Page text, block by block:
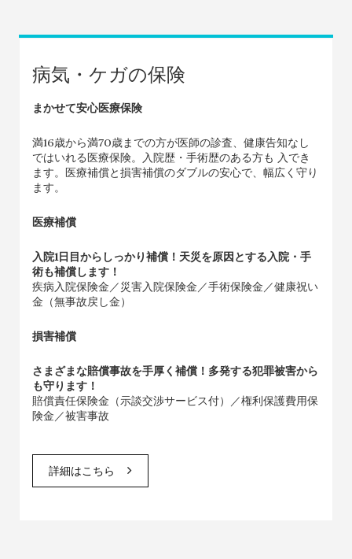
病気・ケガの保険
まかせて安心医療保険
満16歳から満70歳までの方が医師の診査、健康告知なし
ではいれる医療保険。入院歴・手術歴のある方も 入でき
ます。医療補償と損害補償のダブルの安心で、幅広く守り
ます。
医療補償
入院1日目からしっかり補償！天災を原因とする入院・手
術も補償します！
疾病入院保険金／災害入院保険金／手術保険金／健康祝い
金（無事故戻し金）
損害補償
さまざまな賠償事故を手厚く補償！多発する犯罪被害から
も守ります！
賠償責任保険金（示談交渉サービス付）／権利保護費用保
険金／被害事故
詳細はこちら